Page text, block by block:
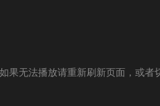
无法播放请重新刷新页面，或者切